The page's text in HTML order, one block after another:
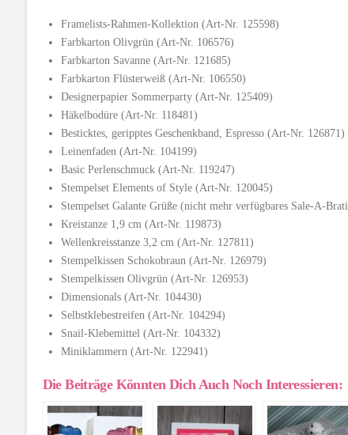
Framelists-Rahmen-Kollektion (Art-Nr. 125598)
Farbkarton Olivgrün (Art-Nr. 106576)
Farbkarton Savanne (Art-Nr. 121685)
Farbkarton Flüsterweiß (Art-Nr. 106550)
Designerpapier Sommerparty (Art-Nr. 125409)
Häkelbodüre (Art-Nr. 118481)
Besticktes, geripptes Geschenkband, Espresso (Art-Nr. 126871)
Leinenfaden (Art-Nr. 104199)
Basic Perlenschmuck (Art-Nr. 119247)
Stempelset Elements of Style (Art-Nr. 120045)
Stempelset Galante Grüße (nicht mehr verfügbares Sale-A-
Kreistanze 1,9 cm (Art-Nr. 119873)
Wellenkreisstanze 3,2 cm (Art-Nr. 127811)
Stempelkissen Schokobraun (Art-Nr. 126979)
Stempelkissen Olivgrün (Art-Nr. 126953)
Dimensionals (Art-Nr. 104430)
Selbstklebestreifen (Art-Nr. 104294)
Snail-Klebemittel (Art-Nr. 104332)
Miniklammern (Art-Nr. 122941)
Die Beiträge Könnten Dich Auch Noch Interessieren: